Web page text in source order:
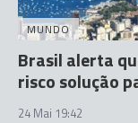
MUNDO
Brasil alerta
risco solução
24 Mai 19:42